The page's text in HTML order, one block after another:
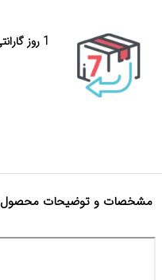
1 روز گارانتی بازگشت وجه در صورت خرابی کالا
مشخصات و توضیحات محصول